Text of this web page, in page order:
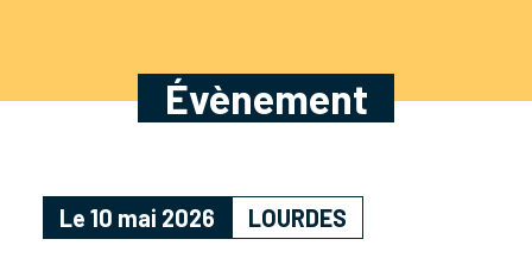
Évènement
Le 10 mai 2026 LOURDES